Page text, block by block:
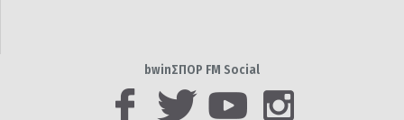
bwinΣΠΟΡ FM Social